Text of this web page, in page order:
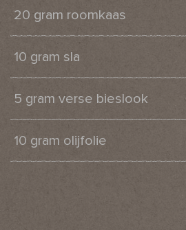
20 gram roomkaas
10 gram sla
5 gram verse bieslook
10 gram olijfolie